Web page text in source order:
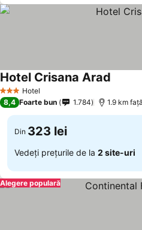
3 SteleHotel
Hotel Crisana Arad
8,4 Foarte bun 1.784 1.9 km
Din 323 lei
Vedeți prețurile de la 2 site-uri
Alegere populară